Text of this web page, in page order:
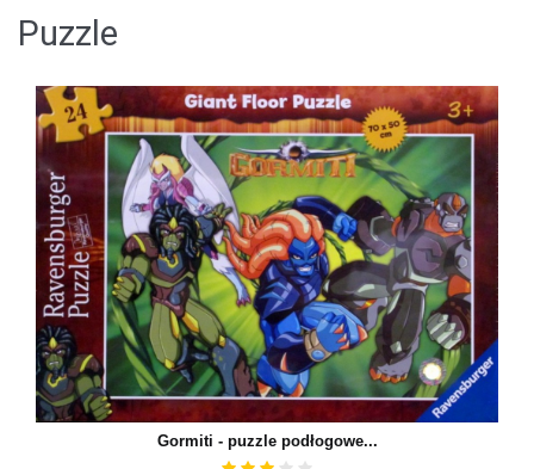
Puzzle
Gormiti - puzzle podłogowe...